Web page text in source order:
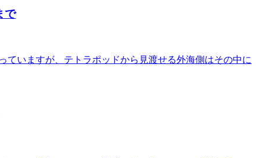
で
いますが、テトラポッドから見渡せる外海側はその中に